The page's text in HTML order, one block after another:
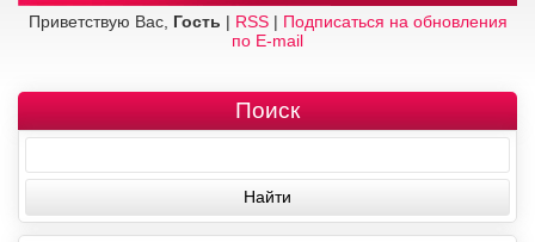
Приветствую Вас, Гость | RSS| Подписаться на обновления
по E-mail
Поиск